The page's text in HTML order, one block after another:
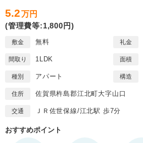
5.2万円
(管理費等:1,800円)
敷金 無料 礼金
間取り 1LDK 面積
種別 アパート 構造
住所 佐賀県杵島郡江北町大字山口
交通 ＪＲ佐世保線/江北駅 歩7分
おすすめポイント